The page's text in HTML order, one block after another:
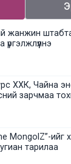
жанжин
ХХК, Чайна
зарчмаа
MongolZ”-ийг
тарилаа